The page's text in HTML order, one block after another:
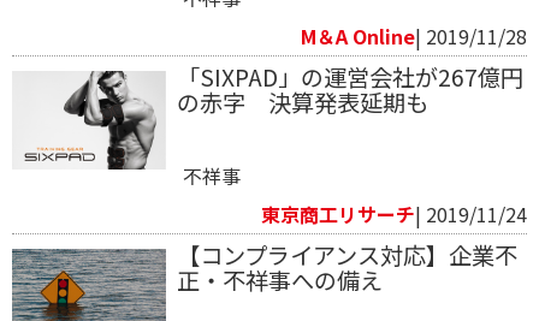
M＆A Online| 2019/11/28
「SIXPAD」の運営会社が267億円
の赤字 決算発表延期も
不祥事
東京商工リサーチ| 2019/11/24
【コンプライアンス対応】企業不
正・不祥事への備え